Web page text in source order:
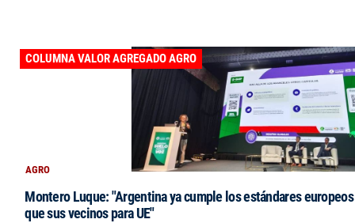
AGRO
COLUMNA VALOR AGREGADO AGRO
Montero Luque: "Argentina ya cumple los estándares
que sus vecinos para UE"